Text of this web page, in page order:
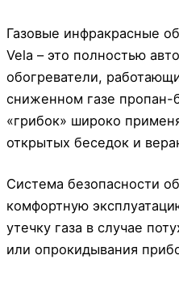
Газовые инфракрасные
Vela – это полностью
обогреватели,
сниженном газе пропан-
«грибок» широко
открытых беседок и
Система безопасности
комфортную
утечку газа в случае
или опрокидывания